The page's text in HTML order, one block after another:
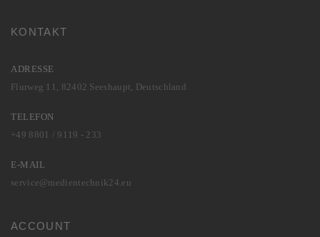
KONTAKT
ADRESSE
Flurweg 11, 82402 Seeshaupt, Deutschland
TELEFON
+49 8801 / 9119 - 233
E-MAIL
service@medientechnik24.eu
ACCOUNT